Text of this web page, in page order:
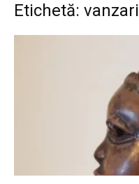
Etichetă: vanzari